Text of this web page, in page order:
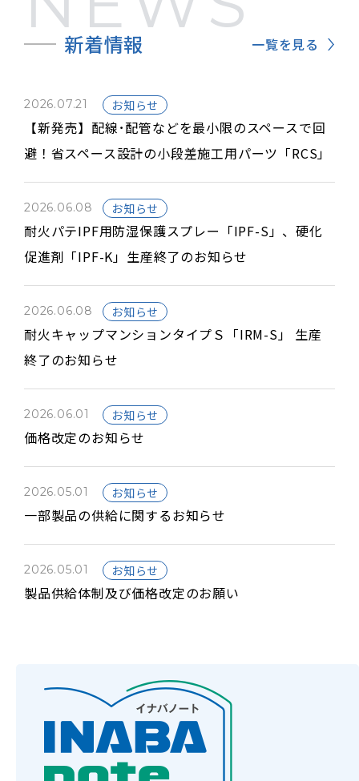
新着情報
2026.07.21 お知らせ
【新発売】配線･配管などを最小限のスペースで回
避！省スペース設計の小段差施工用パーツ「RCS」
2026.06.08 お知らせ
耐火パテIPF用防湿保護スプレー「IPF-S」、硬化
促進剤「IPF-K」生産終了のお知らせ
2026.06.08 お知らせ
耐火キャップマンションタイプＳ「IRM-S」 生産
終了のお知らせ
2026.06.01 お知らせ
価格改定のお知らせ
2026.05.01 お知らせ
一部製品の供給に関するお知らせ
2026.05.01 お知らせ
製品供給体制及び価格改定のお願い
一覧を見る